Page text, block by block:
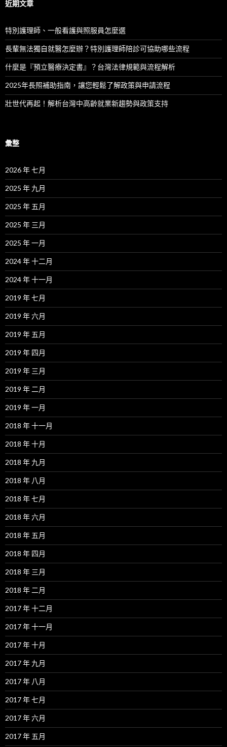
近期文章
特別護理師、一般看護與照服員怎麼選
長輩無法獨自就醫怎麼辦？特別護理師陪診可協助哪些流程
什麼是『預立醫療決定書』？台灣法律規範與流程解析
2025年長照補助指南，讓您輕鬆了解政策與申請流程
壯世代再起！解析台灣中高齡就業新趨勢與政策支持
彙整
2026 年 七月
2025 年 九月
2025 年 五月
2025 年 三月
2025 年 一月
2024 年 十二月
2024 年 十一月
2019 年 七月
2019 年 六月
2019 年 五月
2019 年 四月
2019 年 三月
2019 年 二月
2019 年 一月
2018 年 十一月
2018 年 十月
2018 年 九月
2018 年 八月
2018 年 七月
2018 年 六月
2018 年 五月
2018 年 四月
2018 年 三月
2018 年 二月
2017 年 十二月
2017 年 十一月
2017 年 十月
2017 年 九月
2017 年 八月
2017 年 七月
2017 年 六月
2017 年 五月